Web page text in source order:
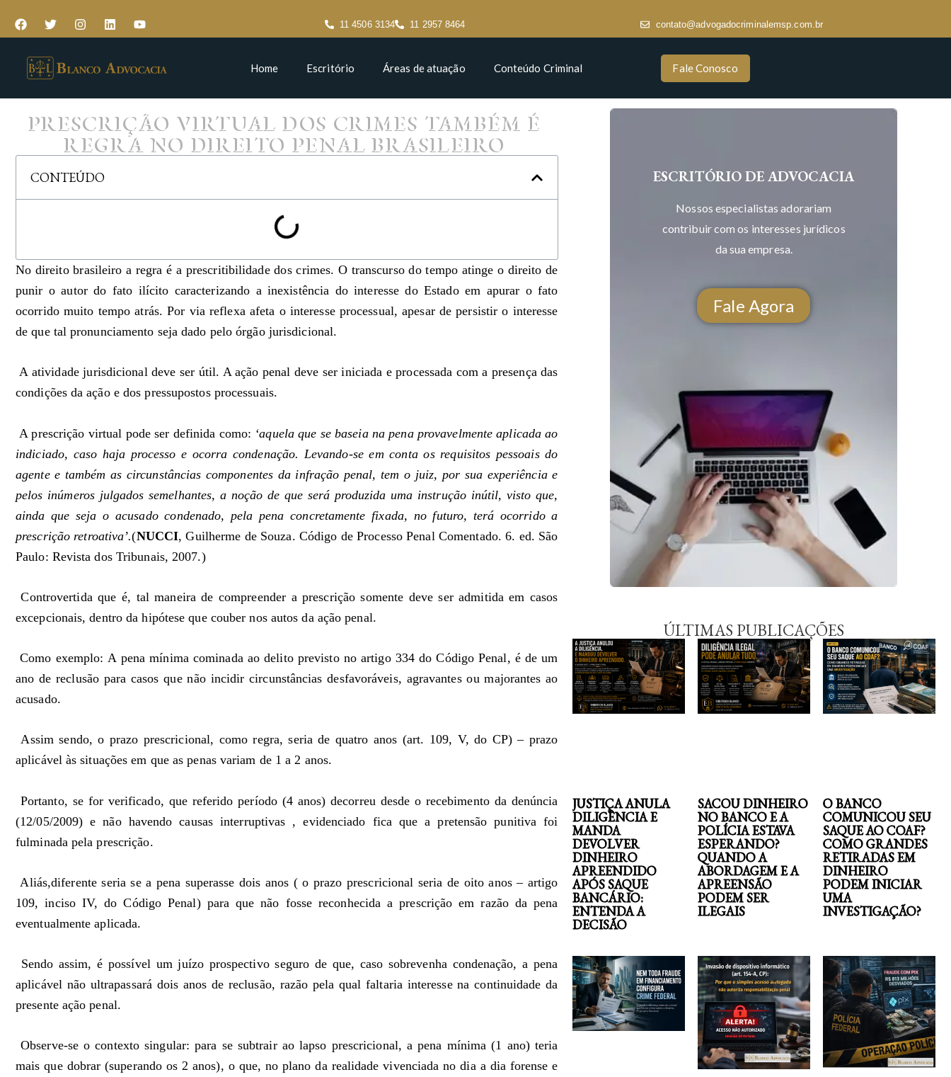
11 4506 3134 11 2957 8464 contato@advogadocriminalemsp.com.br
Home Escritório Áreas de atuação Conteúdo Criminal Fale Conosco
PRESCRIÇÃO VIRTUAL DOS CRIMES TAMBÉM É
REGRA NO DIREITO PENAL BRASILEIRO
CONTEÚDO
No direito brasileiro a regra é a prescritibilidade dos crimes. O transcurso do tempo atinge o direito de
punir o autor do fato ilícito caracterizando a inexistência do interesse do Estado em apurar o fato
ocorrido muito tempo atrás. Por via reflexa afeta o interesse processual, apesar de persistir o interesse
de que tal pronunciamento seja dado pelo órgão jurisdicional.
A atividade jurisdicional deve ser útil. A ação penal deve ser iniciada e processada com a presença das
condições da ação e dos pressupostos processuais.
A prescrição virtual pode ser definida como: ‘aquela que se baseia na pena provavelmente aplicada ao
indiciado, caso haja processo e ocorra condenação. Levando-se em conta os requisitos pessoais do
agente e também as circunstâncias componentes da infração penal, tem o juiz, por sua experiência e
pelos inúmeros julgados semelhantes, a noção de que será produzida uma instrução inútil, visto que,
ainda que seja o acusado condenado, pela pena concretamente fixada, no futuro, terá ocorrido a
prescrição retroativa’.(NUCCI, Guilherme de Souza. Código de Processo Penal Comentado. 6. ed. São
Paulo: Revista dos Tribunais, 2007.)
Controvertida que é, tal maneira de compreender a prescrição somente deve ser admitida em casos
excepcionais, dentro da hipótese que couber nos autos da ação penal.
Como exemplo: A pena mínima cominada ao delito previsto no artigo 334 do Código Penal, é de um
ano de reclusão para casos que não incidir circunstâncias desfavoráveis, agravantes ou majorantes ao
acusado.
Assim sendo, o prazo prescricional, como regra, seria de quatro anos (art. 109, V, do CP) – prazo
aplicável às situações em que as penas variam de 1 a 2 anos.
Portanto, se for verificado, que referido período (4 anos) decorreu desde o recebimento da denúncia
(12/05/2009) e não havendo causas interruptivas , evidenciado fica que a pretensão punitiva foi
fulminada pela prescrição.
Aliás,diferente seria se a pena superasse dois anos ( o prazo prescricional seria de oito anos – artigo
109, inciso IV, do Código Penal) para que não fosse reconhecida a prescrição em razão da pena
eventualmente aplicada.
Sendo assim, é possível um juízo prospectivo seguro de que, caso sobrevenha condenação, a pena
aplicável não ultrapassará dois anos de reclusão, razão pela qual faltaria interesse na continuidade da
presente ação penal.
Observe-se o contexto singular: para se subtrair ao lapso prescricional, a pena mínima (1 ano) teria
mais que dobrar (superando os 2 anos), o que, no plano da realidade vivenciada no dia a dia forense e
ESCRITÓRIO DE ADVOCACIA
Nossos especialistas adorariam
contribuir com os interesses jurídicos
da sua empresa.
ÚLTIMAS PUBLICAÇÕES
Fale Agora
JUSTIÇA ANULA
DILIGÊNCIA E
MANDA
DEVOLVER
DINHEIRO
APREENDIDO
APÓS SAQUE
BANCÁRIO:
ENTENDA A
DECISÃO
SACOU DINHEIRO
NO BANCO E A
POLÍCIA ESTAVA
ESPERANDO?
QUANDO A
ABORDAGEM E A
APREENSÃO
PODEM SER
ILEGAIS
O BANCO
COMUNICOU SEU
SAQUE AO COAF?
COMO GRANDES
RETIRADAS EM
DINHEIRO
PODEM INICIAR
UMA
INVESTIGAÇÃO?